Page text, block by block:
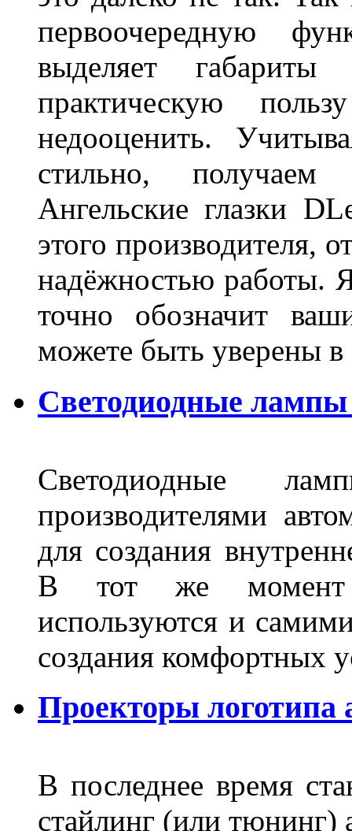
первоочередную
выделяет
практическую
недооценить.
стильно,
Ангельские глазки
этого производителя,
надёжностью работы.
точно обозначит
можете быть уверены
Светодиодные
Светодиодные
производителями
для создания
В тот же момент
используются и
создания комфортных
Проекторы логотипа
В последнее время
стайлинг (или тюнинг)